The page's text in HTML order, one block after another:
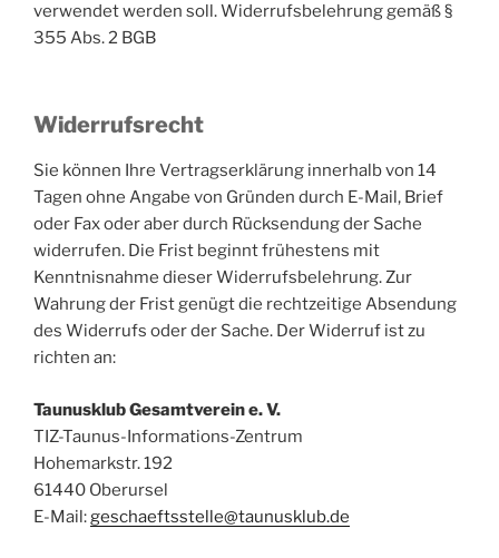
verwendet werden soll. Widerrufsbelehrung gemäß §
355 Abs. 2 BGB
Widerrufsrecht
Sie können Ihre Vertragserklärung innerhalb von 14
Tagen ohne Angabe von Gründen durch E-Mail, Brief
oder Fax oder aber durch Rücksendung der Sache
widerrufen. Die Frist beginnt frühestens mit
Kenntnisnahme dieser Widerrufsbelehrung. Zur
Wahrung der Frist genügt die rechtzeitige Absendung
des Widerrufs oder der Sache. Der Widerruf ist zu
richten an:
Taunusklub Gesamtverein e. V.
TIZ-Taunus-Informations-Zentrum
Hohemarkstr. 192
61440 Oberursel
E-Mail: geschaeftsstelle@taunusklub.de